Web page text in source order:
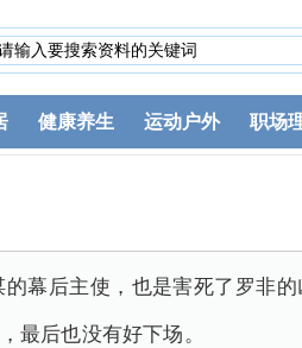
健康养生 运动户外 职场
幕后主使，也是害死了罗非
最后也没有好下场。